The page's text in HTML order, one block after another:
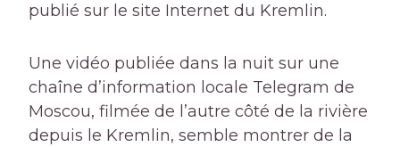
publié sur le site Internet du Kremlin.
Une vidéo publiée dans la nuit sur une
chaîne d’information locale Telegram de
Moscou, filmée de l’autre côté de la rivière
depuis le Kremlin, semble montrer de la